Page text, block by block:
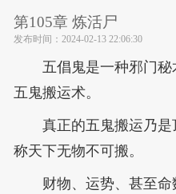
第105章 炼活尸
发布时间： 2024-02-13 22:06:30
五倡鬼是一种邪门
五鬼搬运术。
真正的五鬼搬运乃
称天下无物不可搬。
财物、运势、甚至命